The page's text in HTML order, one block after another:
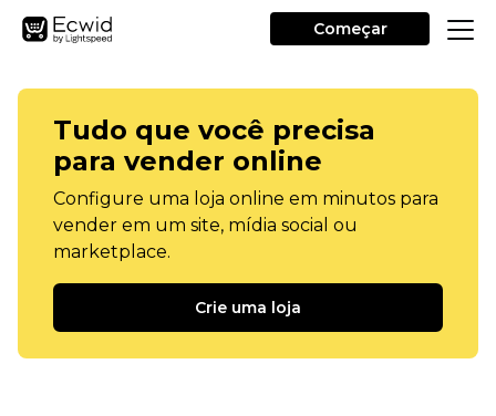
Começar
Tudo que você precisa
para vender online
Configure uma loja online em minutos para
vender em um site, mídia social ou
marketplace.
Crie uma loja